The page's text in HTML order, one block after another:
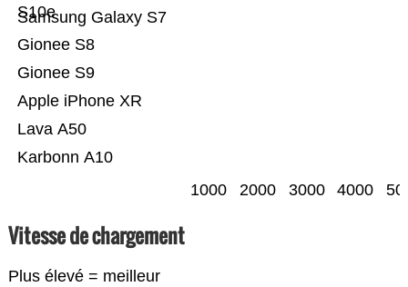
Karbonn A10
Lava A50
Apple iPhone XR
Gionee S9
Gionee S8
Samsung Galaxy S7
S10e
1000 2000 3000 4000
Vitesse de chargement
Plus élevé = meilleur